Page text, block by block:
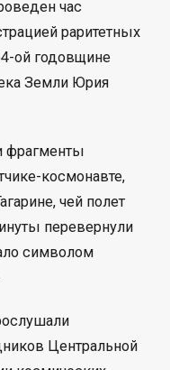
час
раритетных
ой годовщине
Земли Юрия
фрагменты
космонавте,
чей полет
перевернули
символом
Центральной